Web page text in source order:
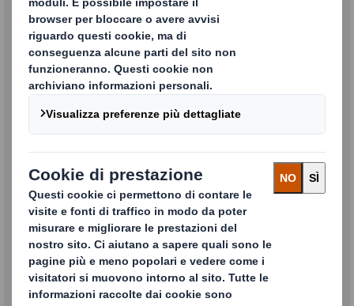
Paper
Richiedi informazioni sulle nostre proposte
Paper
Entra nel mondo DS Smith
Mandaci la tua candidatura e entra nella
nostra realtà
Sostenibilità
Richiedi informazioni sull'impatto ambientale
delle tue soluzioni